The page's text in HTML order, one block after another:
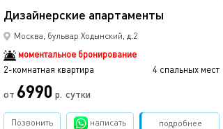
Дизайнерские апартаменты
Москва, бульвар Ходынский, д.2
моментальное бронирование
2-комнатная квартира
4 спальных мест
от 6990 р. сутки
подробнее
Позвонить написать Забронировать